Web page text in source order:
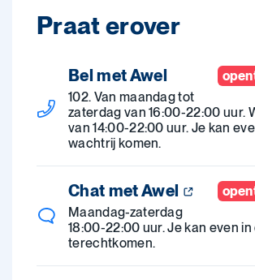
Praat erover
Bel met Awel
102. Van maandag tot
zaterdag van 16:00-22:00 uur.
van 14:00-22:00 uur. Je kan
wachtrij komen.
Chat met Awel
Maandag-zaterdag
18:00-22:00 uur. Je kan even
terechtkomen.